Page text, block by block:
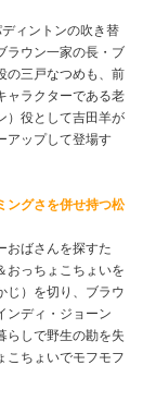
ィントンの吹き替
ラウン一家の長・ブ
の三戸なつめも、前
ャラクターである老
）役として吉田羊が
アップして登場す
ングさを併せ持つ松
おばさんを探すた
おっちょこちょいを
じ）を切り、ブラウ
ンディ・ジョーン
らしで野生の勘を失
こちょいでモフモフ